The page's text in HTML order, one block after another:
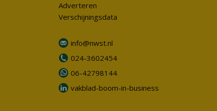
Adverteren
Verschijningsdata
info@nwst.nl
024-3602454
06-42798144
vakblad-boom-in-business